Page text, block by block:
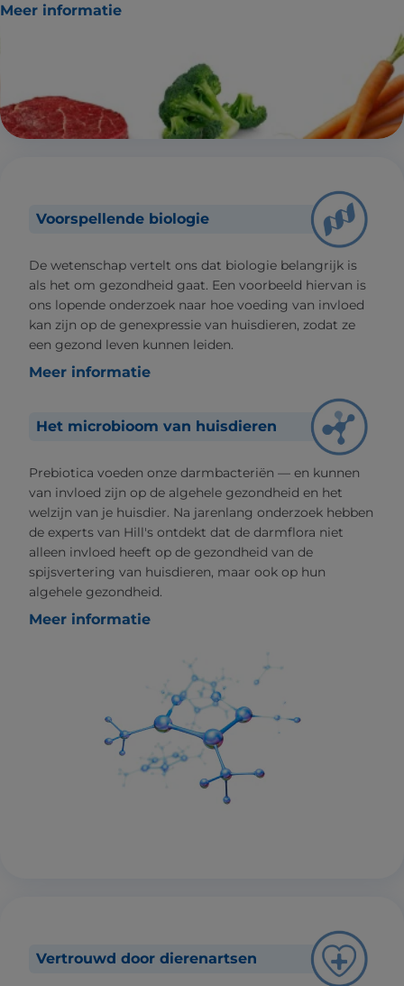
Meer informatie
Voorspellende biologie
De wetenschap vertelt ons dat biologie belangrijk is
als het om gezondheid gaat. Een voorbeeld hiervan is
ons lopende onderzoek naar hoe voeding van invloed
kan zijn op de genexpressie van huisdieren, zodat ze
een gezond leven kunnen leiden.
Meer informatie
Het microbioom van huisdieren
Prebiotica voeden onze darmbacteriën — en kunnen
van invloed zijn op de algehele gezondheid en het
welzijn van je huisdier. Na jarenlang onderzoek hebben
de experts van Hill's ontdekt dat de darmflora niet
alleen invloed heeft op de gezondheid van de
spijsvertering van huisdieren, maar ook op hun
algehele gezondheid.
Meer informatie
Vertrouwd door dierenartsen